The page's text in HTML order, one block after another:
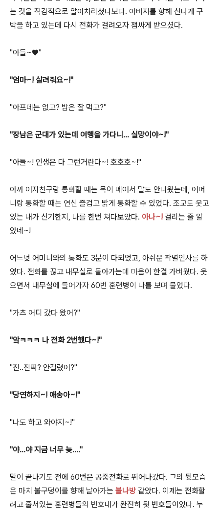
는 것을 직감적으로 알아차리셨나보다. 아버지를 향해 신나게 구
박을 하고 있는데 다시 전화가 걸려오자 잽싸게 받으셨다.
"아들~♥"
"엄마~! 살려줘요~!"
"아프데는 없고? 밥은 잘 먹고?"
"장남은 군대가 있는데 여행을 가다니... 실망이야~!"
"아들~! 인생은 다 그런거란다~! 호호호~!"
아까 여자친구랑 통화할 때는 목이 메여서 말도 안나왔는데, 어머
니랑 통화할 때는 연신 즐겁고 밝게 통화할 수 있었다. 조교도 웃고
있는 내가 신기한지, 나를 한번 쳐다보았다. 아나~! 걸리는 줄 알
았네~!
어느덧 어머니와의 통화도 3분이 다되었고, 아쉬운 작별인사를 하
였다. 전화를 끊고 내무실로 돌아가는데 마음이 한결 가벼웠다. 웃
으면서 내무실에 들어가자 60번 훈련병이 나를 보며 물었다.
"가츠 어디 갔다 왔어?"
"앜ㅋㅋㅋ 나 전화 2번했다~!"
"진..진짜? 안걸렸어?"
"당연하지~! 애송아~!"
"나도 하고 와야지~!"
"야...야 지금 너무 늦...."
말이 끝나기도 전에 60번은 공중전화로 뛰어나갔다. 그의 뒷모습
은 마치 불구덩이를 향해 날아가는 불나방 같았다. 이제는 전화할
려고 줄서있는 훈련병들의 번호대가 완전히 뒷 번호들이었다. 누